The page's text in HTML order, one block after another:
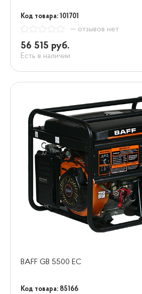
Код товара: 101701
— отзывов нет
56 515 руб.
Есть в наличии
BAFF GB 5500 EC
Код товара: 85166